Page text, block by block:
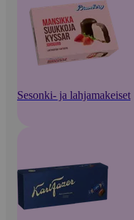
Sesonki- ja lahjamakeiset